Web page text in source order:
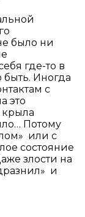
было ни
где-то в
Иногда
с
это
Потому
или с
состояние
злости на
и